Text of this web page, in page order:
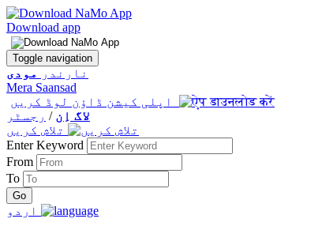
Download app
Toggle navigation
نارندر
مودی
Mera Saansad
اپلی کیشن ڈاؤن لوڈ کریں
لاگ اِن / رجسٹر
Enter Keyword
From
To